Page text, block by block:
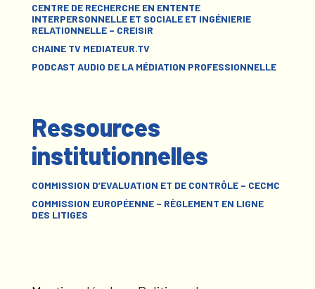
CENTRE DE RECHERCHE EN ENTENTE
INTERPERSONNELLE ET SOCIALE ET INGÉNIERIE
RELATIONNELLE – CREISIR
CHAINE TV MEDIATEUR.TV
PODCAST AUDIO DE LA MÉDIATION PROFESSIONNELLE
Ressources
institutionnelles
COMMISSION D’EVALUATION ET DE CONTRÔLE – CECMC
COMMISSION EUROPÉENNE – RÈGLEMENT EN LIGNE
DES LITIGES